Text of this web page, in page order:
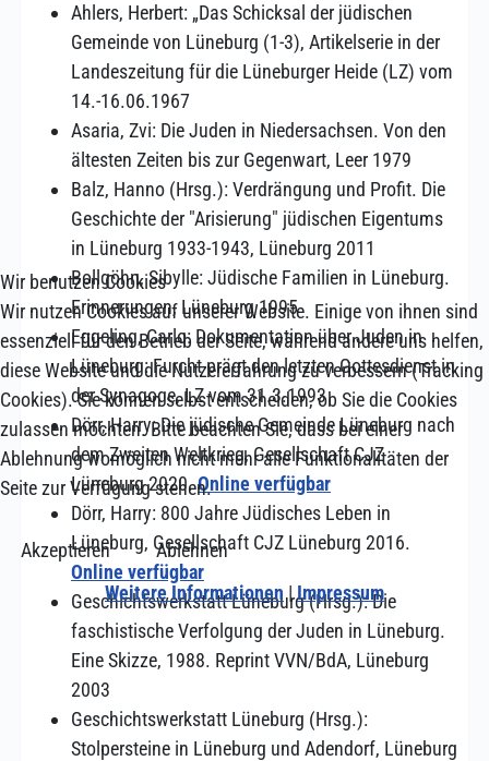
Ahlers, Herbert: „Das Schicksal der jüdischen
Gemeinde von Lüneburg (1-3), Artikelserie in der
Landeszeitung für die Lüneburger Heide (LZ) vom
14.-16.06.1967
Asaria, Zvi: Die Juden in Niedersachsen. Von den
ältesten Zeiten bis zur Gegenwart, Leer 1979
Balz, Hanno (Hrsg.): Verdrängung und Profit. Die
Geschichte der "Arisierung" jüdischen Eigentums
in Lüneburg 1933-1943, Lüneburg 2011
Bollgöhn, Sibylle: Jüdische Familien in Lüneburg.
Erinnerungen, Lüneburg 1995
Eggeling, Carlo: Dokumentation über Juden in
Lüneburg: Furcht prägt den letzten Gottesdienst in
der Synagoge, LZ vom 31.3.1993
Dörr, Harry: Die jüdische Gemeinde Lüneburg nach
dem Zweiten Weltkrieg, Gesellschaft CJZ
Lüneburg 2020.Online verfügbar
Dörr, Harry: 800 Jahre Jüdisches Leben in
Lüneburg, Gesellschaft CJZ Lüneburg 2016.
Online verfügbar
Geschichtswerkstatt Lüneburg (Hrsg.): Die
faschistische Verfolgung der Juden in Lüneburg.
Eine Skizze, 1988. Reprint VVN/BdA, Lüneburg
2003
Geschichtswerkstatt Lüneburg (Hrsg.):
Stolpersteine in Lüneburg und Adendorf, Lüneburg
Wir benutzen Cookies
Wir nutzen Cookies auf unserer Website. Einige von ihnen sind
essenziell für den Betrieb der Seite, während andere uns helfen,
diese Website und die Nutzererfahrung zu verbessern (Tracking
Cookies). Sie können selbst entscheiden, ob Sie die Cookies
zulassen möchten. Bitte beachten Sie, dass bei einer
Ablehnung womöglich nicht mehr alle Funktionalitäten der
Seite zur Verfügung stehen.
Akzeptieren
Ablehnen
Weitere Informationen|Impressum